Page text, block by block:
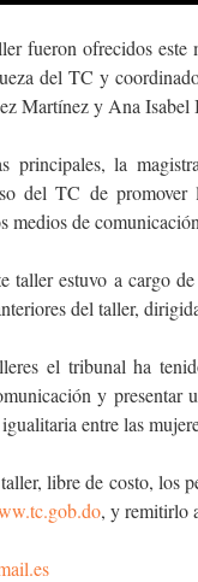
fueron ofrecidos
del TC y
Martínez y Ana Isabel
principales, la
del TC de
medios de
taller estuvo a cargo
del taller,
el tribunal ha
y presentar
entre las
libre de costo, los
, y remitirlo